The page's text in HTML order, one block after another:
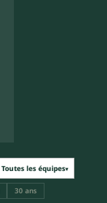
Toutes les équipes▾
30 ans